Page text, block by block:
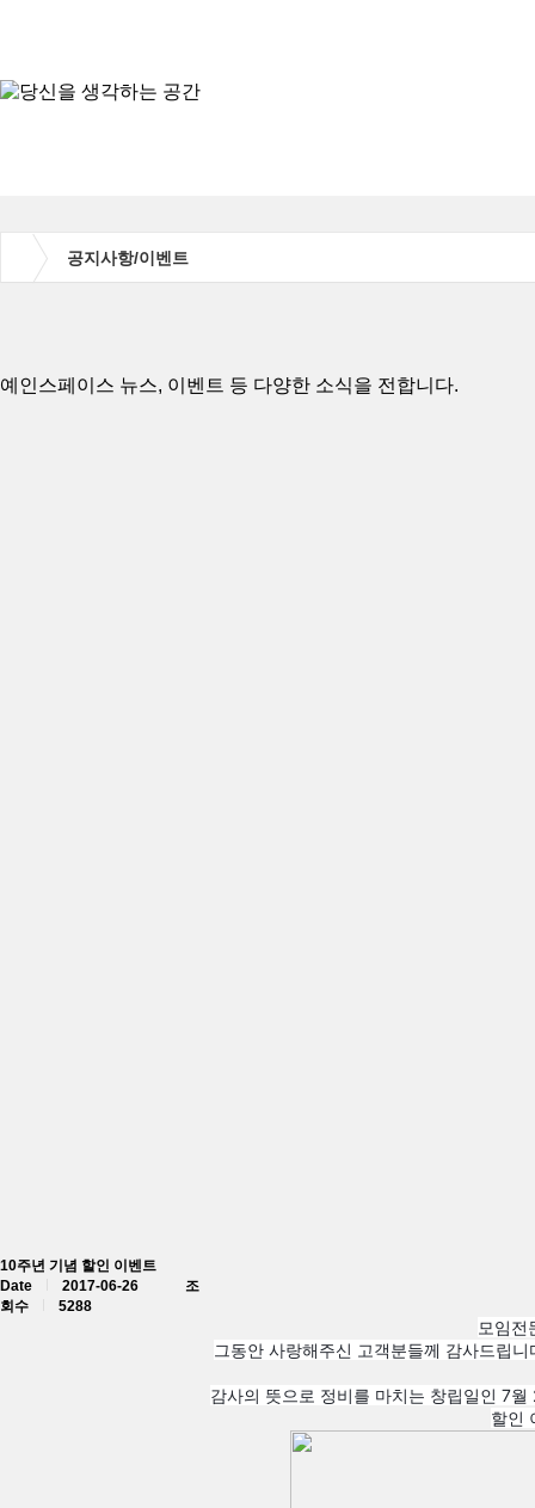
공지사항/이벤트
예인스페이스 뉴스, 이벤트 등 다양한 소식을 전합니다.
10주년 기념 할인 이벤트
Date
2017-06-26 조
회수
5288
모임전
그동안 사랑해주신 고객분들께 감사드립
감사의 뜻으로 정비를 마치는 창립일인 7
할인